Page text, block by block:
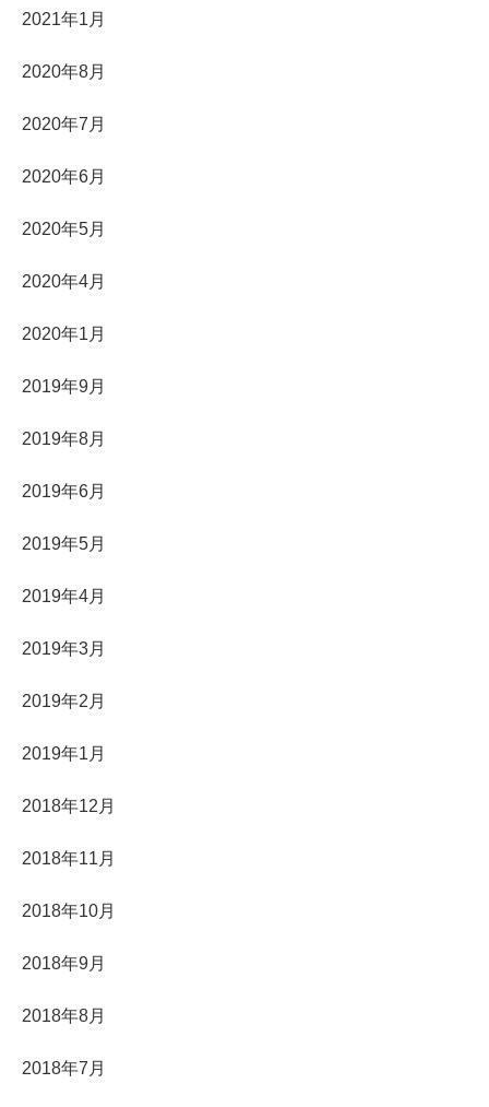
2021年1月
2020年8月
2020年7月
2020年6月
2020年5月
2020年4月
2020年1月
2019年9月
2019年8月
2019年6月
2019年5月
2019年4月
2019年3月
2019年2月
2019年1月
2018年12月
2018年11月
2018年10月
2018年9月
2018年8月
2018年7月